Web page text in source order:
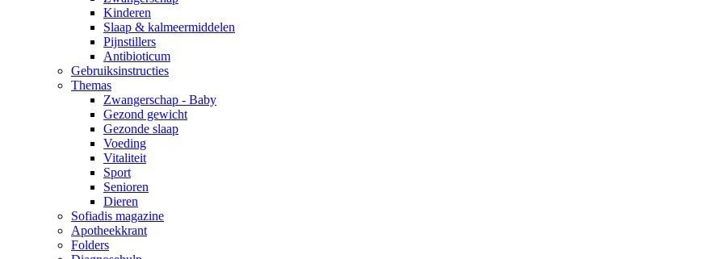
Kinderen
Slaap & kalmeermiddelen
Pijnstillers
Antibioticum
Gebruiksinstructies
Themas
Zwangerschap - Baby
Gezond gewicht
Gezonde slaap
Voeding
Vitaliteit
Sport
Senioren
Dieren
Sofiadis magazine
Apotheekkrant
Folders